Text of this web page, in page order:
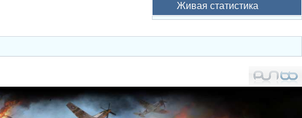
Живая статистика